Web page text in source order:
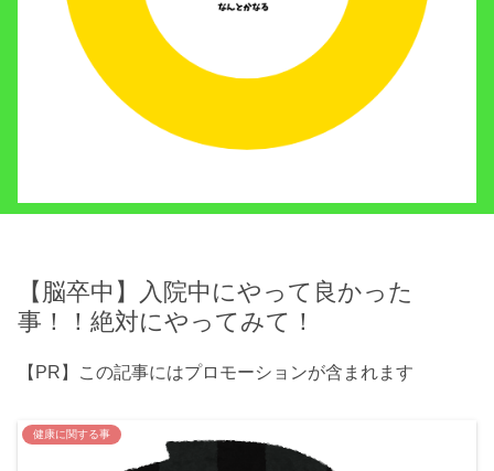
【脳卒中】入院中にやって良かった
事！！絶対にやってみて！
【PR】この記事にはプロモーションが含まれます
健康に関する事